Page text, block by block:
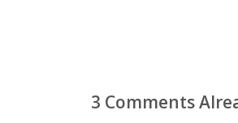
3 Comments